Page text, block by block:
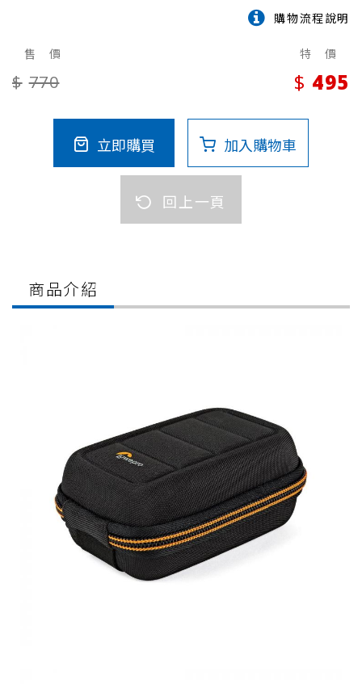
購物流程說明
售 價
770
特 價
495
立即購買 加入購物車
回上一頁
商品介紹